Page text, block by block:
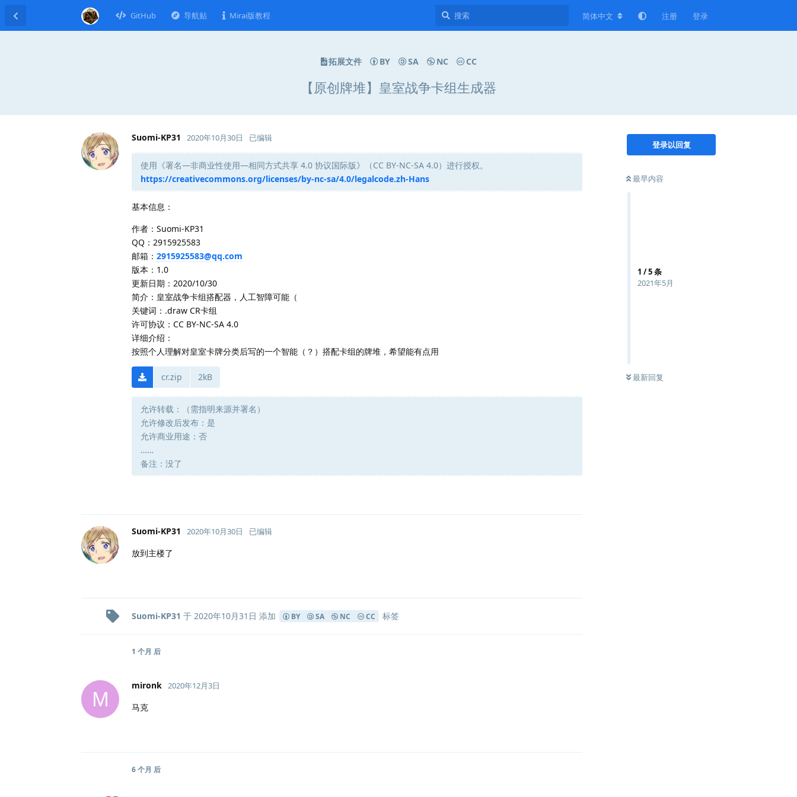
GitHub 导航贴 Mirai版教程 简体中文 注册 登录
拓展文件 BY SA NC CC
【原创牌堆】皇室战争卡组生成器
登录以回复
最早内容
1 /5条
2021年5月
最新回复
Suomi-KP31 2020年10月30日 已编辑
使用《署名—非商业性使用—相同方式共享 4.0 协议国际版》（CC BY-NC-SA 4.0）进行授权。
https://creativecommons.org/licenses/by-nc-sa/4.0/legalcode.zh-Hans
基本信息：
作者：Suomi-KP31
QQ：2915925583
邮箱： 2915925583@qq.com
版本：1.0
更新日期：2020/10/30
简介：皇室战争卡组搭配器，人工智障可能（
关键词：.draw CR卡组
许可协议：CC BY-NC-SA 4.0
详细介绍：
按照个人理解对皇室卡牌分类后写的一个智能（？）搭配卡组的牌堆，希望能有点用
cr.zip 2kB
允许转载：（需指明来源并署名）
允许修改后发布：是
允许商业用途：否
……
备注：没了
Suomi-KP31 2020年10月30日 已编辑
放到主楼了
Suomi-KP31 于 2020年10月31日 添加 BY SA NC CC 标签
1 个月 后
M
mironk 2020年12月3日
马克
6 个月 后